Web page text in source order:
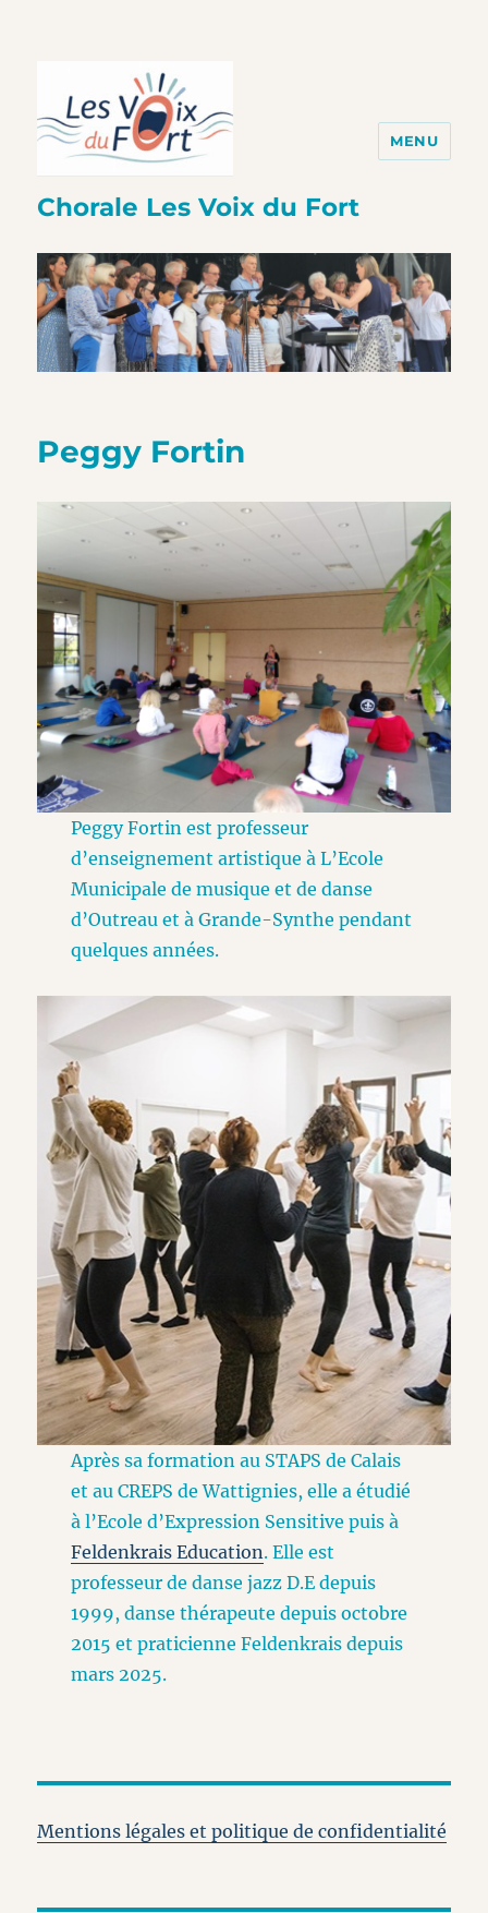
Chorale Les Voix du Fort
MENU
Peggy Fortin
Peggy Fortin est professeur
d’enseignement artistique à L’Ecole
Municipale de musique et de danse
d’Outreau et à Grande-Synthe pendant
quelques années.
Après sa formation au STAPS de Calais
et au CREPS de Wattignies, elle a étudié
à l’Ecole d’Expression Sensitive puis à
Feldenkrais Education. Elle est
professeur de danse jazz D.E depuis
1999, danse thérapeute depuis octobre
2015 et praticienne Feldenkrais depuis
mars 2025.
Mentions légales et politique de confidentialité